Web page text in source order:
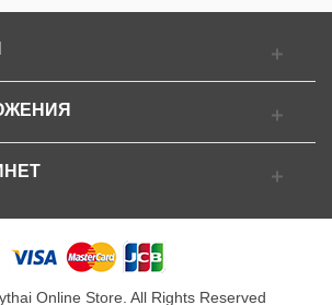
Online Store. All Rights Reserved